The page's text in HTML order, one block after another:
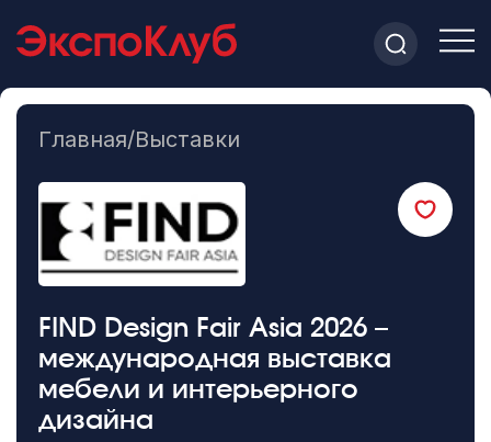
Главная/Выставки
FIND Design Fair Asia 2026 –
международная выставка
мебели и интерьерного
дизайна